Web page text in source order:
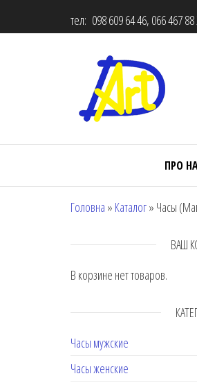
тел: 098 609 64 46, 066 467 88
ПРО
Головна » Каталог» Часы
ВАШ
В корзине нет товаров.
Часы мужские
Часы женские